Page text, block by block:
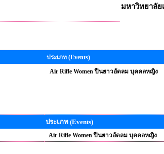
มหาวิทยาลัย
ประเภท (Events)
Air Rifle Women ปืนยาวอัดลม บุคคลหญิง
ประเภท (Events)
Air Rifle Women ปืนยาวอัดลม บุคคลหญิง